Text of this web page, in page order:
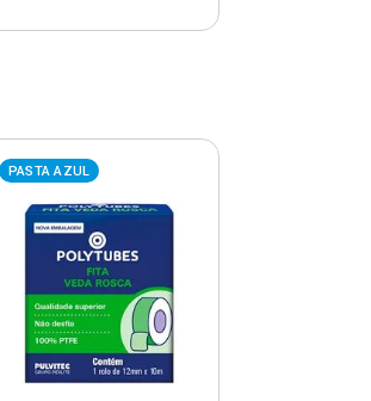
PASTA AZUL